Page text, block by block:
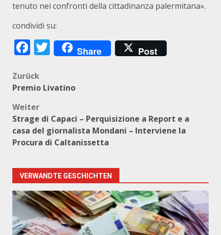
tenuto nei confronti della cittadinanza palermitana».
condividi su:
Facebook
Twitter
Share Post
Beitragsnavigation
Zurück
Premio Livatino
Weiter
Strage di Capaci – Perquisizione a Report e a
casa del giornalista Mondani – Interviene la
Procura di Caltanissetta
VERWANDTE GESCHICHTEN